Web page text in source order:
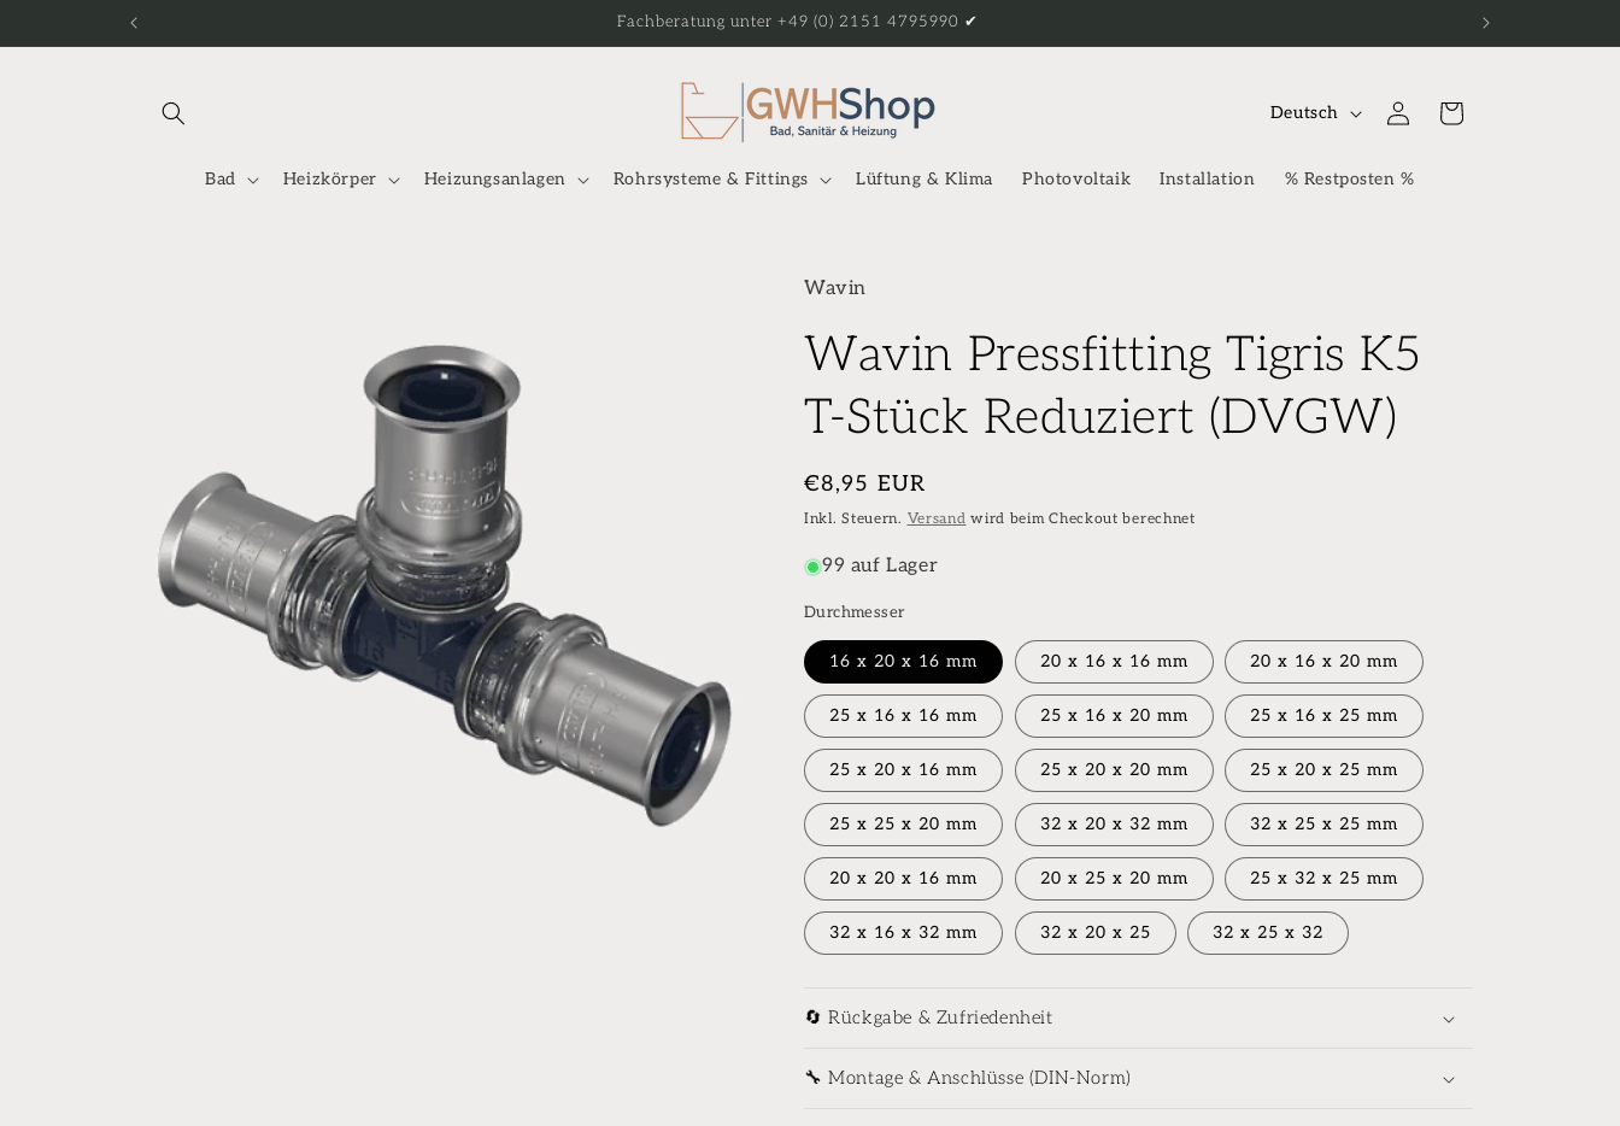
Inhalt
Fachberatung unter +49 (0) 2151 4795990 ✔
Bad Heizkörper Heizungsanlagen Rohrsysteme & Fittings Lüftung & Klima Photovoltaik Installation % Restposten %
S
r
e
Deutsch EinloggenWarenkorb
Wavin
Wavin Pressfitting Tigris K5
T-Stück Reduziert (DVGW)
Normaler
Preis
€8,95 EUR
Inkl. Steuern. Versand wird beim Checkout berechnet
99 auf Lager
Durchmesser
16 x 20 x 16 mm 20 x 16 x 16 mm 20 x 16 x 20 mm
25 x 16 x 16 mm 25 x 16 x 20 mm 25 x 16 x 25 mm
25 x 20 x 16 mm 25 x 20 x 20 mm 25 x 20 x 25 mm
25 x 25 x 20 mm 32 x 20 x 32 mm 32 x 25 x 25 mm
20 x 20 x 16 mm 20 x 25 x 20 mm 25 x 32 x 25 mm
32 x 16 x 32 mm 32 x 20 x 25 32 x 25 x 32
🔄 Rückgabe & Zufriedenheit
🔧 Montage & Anschlüsse (DIN-Norm)